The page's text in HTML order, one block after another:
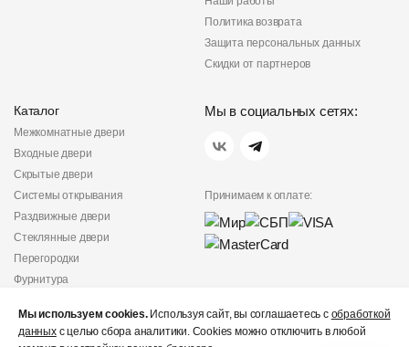
Политика возврата
Защита персональных данных
Скидки от партнеров
Каталог
Межкомнатные двери
Входные двери
Скрытые двери
Системы открывания
Раздвижные двери
Стеклянные двери
Перегородки
Фурнитура
Мы в социальных сетях:
Принимаем к оплате:
конфиденциальности
Не является публичной
Мы используем cookies.Используя сайт, вы соглашаетесь с обработкой
данныхс целью сбора аналитики. Cookies можно отключить в любой